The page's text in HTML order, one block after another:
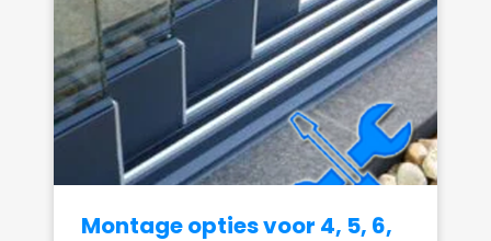
Montage opties voor 4, 5, 6,